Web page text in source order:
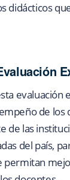
didácticos
evaluación
de los
de las
del país,
permitan